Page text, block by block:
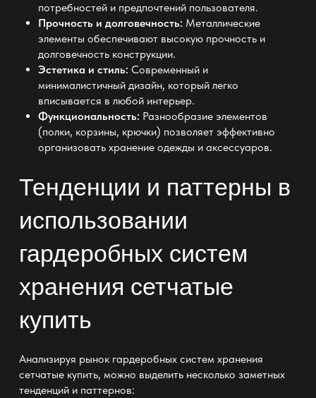
потребностей и предпочтений пользователя.
Прочность и долговечность: Металлические
элементы обеспечивают высокую прочность и
долговечность конструкции.
Эстетика и стиль: Современный и
минималистичный дизайн, который легко
вписывается в любой интерьер.
Функциональность: Разнообразие элементов
(полки, корзины, крючки) позволяет эффективно
организовать хранение одежды и аксессуаров.
Тенденции и паттерны в
использовании
гардеробных систем
хранения сетчатые
купить
Анализируя рынок гардеробных систем хранения
сетчатые купить, можно выделить несколько заметных
тенденций и паттернов: